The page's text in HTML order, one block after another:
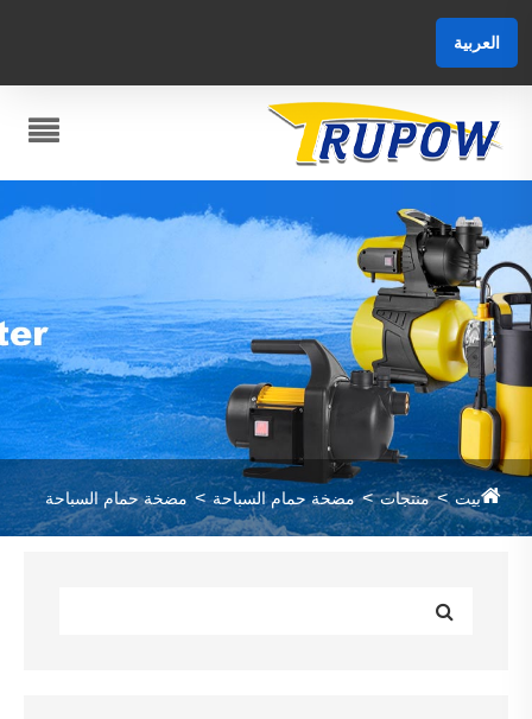
العربية
بيت منتجات مضخة حمام السباحة مضخة حمام السباحة